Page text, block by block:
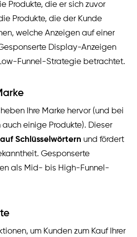
Produkte, die er sich zuvor
Produkte, die der Kunde
welche Anzeigen auf einer
Display-Anzeigen
Funnel-Strategie betrachtet.
Ihre Marke hervor (und bei
einige Produkte). Dieser
Schlüsselwörtern und fördert
Gesponserte
als Mid- bis High-Funnel-
um Kunden zum Kauf Ihrer